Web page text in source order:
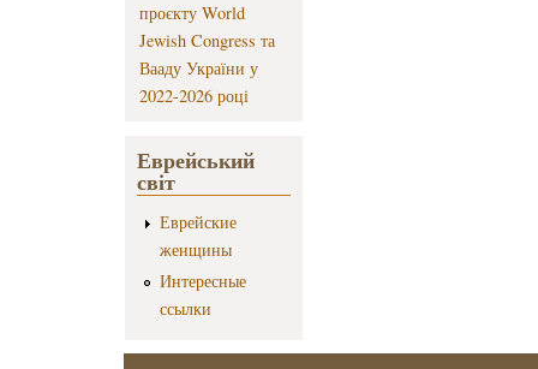
проєкту World
Jewish Congress та
Вааду України у
2022-2026 році
Еврейський
світ
Еврейские
женщины
Интересные
ссылки